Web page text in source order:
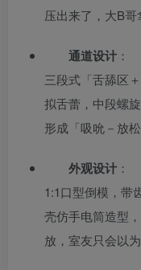
压出来了，大B哥
通道设计 ：
三段式「舌舔区
拟舌蕾，中段螺
形成「吸吮－放
外观设计 ：
1:1口型倒模，带
壳仿手电筒造型
放，室友只会以